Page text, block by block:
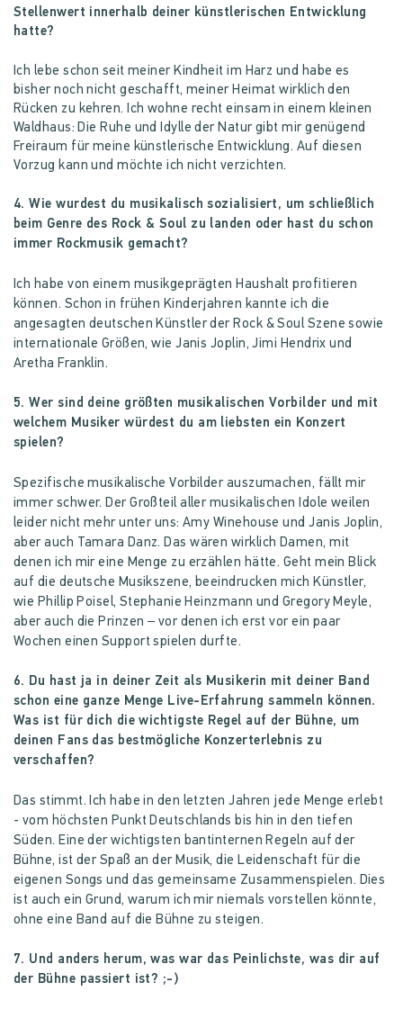
Stellenwert innerhalb deiner künstlerischen Entwicklung
hatte?
Ich lebe schon seit meiner Kindheit im Harz und habe es
bisher noch nicht geschafft, meiner Heimat wirklich den
Rücken zu kehren. Ich wohne recht einsam in einem kleinen
Waldhaus: Die Ruhe und Idylle der Natur gibt mir genügend
Freiraum für meine künstlerische Entwicklung. Auf diesen
Vorzug kann und möchte ich nicht verzichten.
4. Wie wurdest du musikalisch sozialisiert, um schließlich
beim Genre des Rock & Soul zu landen oder hast du schon
immer Rockmusik gemacht?
Ich habe von einem musikgeprägten Haushalt profitieren
können. Schon in frühen Kinderjahren kannte ich die
angesagten deutschen Künstler der Rock & Soul Szene sowie
internationale Größen, wie Janis Joplin, Jimi Hendrix und
Aretha Franklin.
5. Wer sind deine größten musikalischen Vorbilder und mit
welchem Musiker würdest du am liebsten ein Konzert
spielen?
Spezifische musikalische Vorbilder auszumachen, fällt mir
immer schwer. Der Großteil aller musikalischen Idole weilen
leider nicht mehr unter uns: Amy Winehouse und Janis Joplin,
aber auch Tamara Danz. Das wären wirklich Damen, mit
denen ich mir eine Menge zu erzählen hätte. Geht mein Blick
auf die deutsche Musikszene, beeindrucken mich Künstler,
wie Phillip Poisel, Stephanie Heinzmann und Gregory Meyle,
aber auch die Prinzen – vor denen ich erst vor ein paar
Wochen einen Support spielen durfte.
6. Du hast ja in deiner Zeit als Musikerin mit deiner Band
schon eine ganze Menge Live-Erfahrung sammeln können.
Was ist für dich die wichtigste Regel auf der Bühne, um
deinen Fans das bestmögliche Konzerterlebnis zu
verschaffen?
Das stimmt. Ich habe in den letzten Jahren jede Menge erlebt
- vom höchsten Punkt Deutschlands bis hin in den tiefen
Süden. Eine der wichtigsten bantinternen Regeln auf der
Bühne, ist der Spaß an der Musik, die Leidenschaft für die
eigenen Songs und das gemeinsame Zusammenspielen. Dies
ist auch ein Grund, warum ich mir niemals vorstellen könnte,
ohne eine Band auf die Bühne zu steigen.
7. Und anders herum, was war das Peinlichste, was dir auf
der Bühne passiert ist? ;-)